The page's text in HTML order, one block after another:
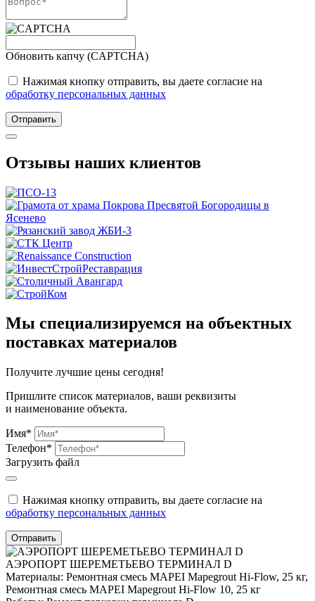
Обновить капчу (CAPTCHA)
Нажимая кнопку отправить, вы даете согласие на
обработку персональных данных
Отправить
Отзывы наших клиентов
Мы специализируемся на объектных
поставках материалов
Получите лучшие цены сегодня!
Пришлите список материалов, ваши реквизиты
и наименование объекта.
Имя*
Телефон*
Загрузить файл
Нажимая кнопку отправить, вы даете согласие на
обработку персональных данных
Отправить
АЭРОПОРТ ШЕРЕМЕТЬЕВО ТЕРМИНАЛ D
Материалы: Ремонтная смесь MAPEI Mapegrout Hi-Flow, 25 кг,
Ремонтная смесь MAPEI Mapegrout Hi-Flow 10, 25 кг